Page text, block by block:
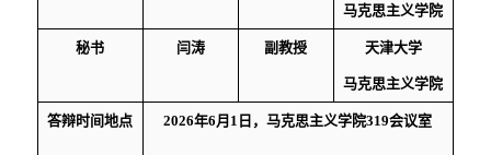
马克思主义学院
秘书 闫涛 副教授 天津大学
马克思主义学院
答辩时间地点 2026年6 月 1 日，马克思主义学院319会议室